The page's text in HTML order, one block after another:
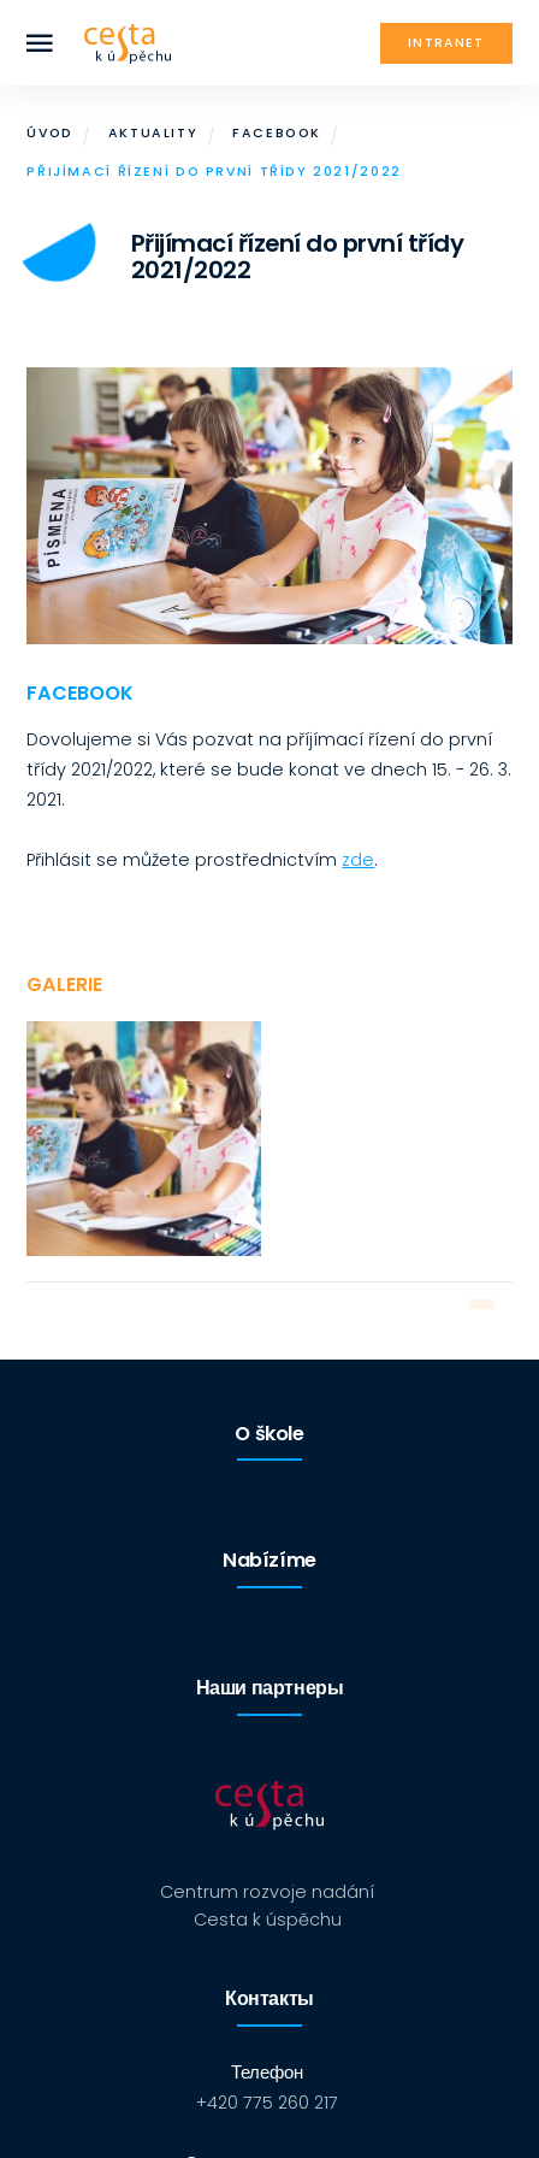
INTRANET
ÚVOD AKTUALITY FACEBOOK
PŘIJÍMACÍ ŘÍZENÍ DO PRVNÍ TŘÍDY 2021/2022
Přijímací řízení do první třídy
2021/2022
FACEBOOK
Dovolujeme si Vás pozvat na příjímací řízení do první
třídy 2021/2022, které se bude konat ve dnech 15. - 26. 3.
2021.
Přihlásit se můžete prostřednictvím zde.
GALERIE
O škole
Nabízíme
Наши партнеры
Centrum rozvoje nadání
Cesta k úspěchu
Контакты
Телефон
+420 775 260 217